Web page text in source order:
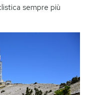
sempre più